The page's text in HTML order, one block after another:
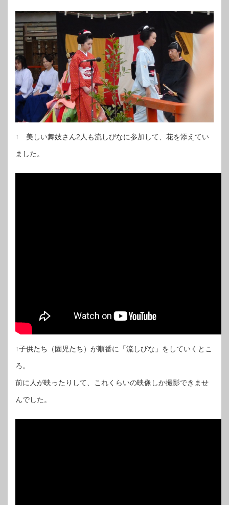
↑ 美しい舞妓さん2人も流しびなに参加して、花を添えてい
ました。
↑子供たち（園児たち）が順番に「流しびな」をしていくとこ
ろ。
前に人が映ったりして、これくらいの映像しか撮影できませ
んでした。